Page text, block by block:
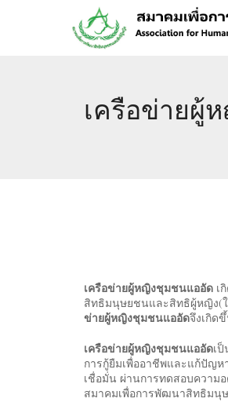
เครือข่ายผู้
เครือข่ายผู้หญิงชุมชนแออัด เ
สิทธิมนุษยชนและสิทธิผู้หญิง(
ข่ายผู้หญิงชุมชนแออัดจึงเกิด
เครือข่ายผู้หญิงชุมชนแออัดเ
การกู้ยืมเพื่ออาชีพและแก้ปัญ
เชื่อมั่น ผ่านการทดสอบควา
สมาคมเพื่อการพัฒนาสิทธิมนุ